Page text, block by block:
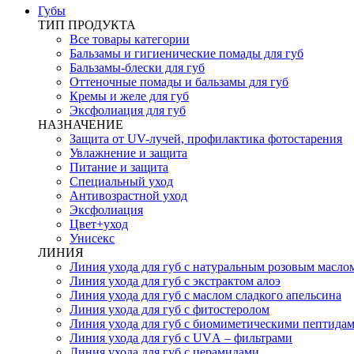
Губы
ТИП ПРОДУКТА
Все товары категории
Бальзамы и гигиенические помады для губ
Бальзамы-блески для губ
Оттеночные помады и бальзамы для губ
Кремы и желе для губ
Эксфолиация для губ
НАЗНАЧЕНИЕ
Защита от UV-лучей, профилактика фотостарения
Увлажнение и защита
Питание и защита
Специальный уход
Антивозрастной уход
Эксфолиация
Цвет+уход
Унисекс
ЛИНИЯ
Линия ухода для губ с натуральным розовым
Линия ухода для губ с экстрактом алоэ
Линия ухода для губ с маслом сладкого апельсина
Линия ухода для губ с фитостеролом
Линия ухода для губ с биомиметическими
Линия ухода для губ с UVА – фильтрами